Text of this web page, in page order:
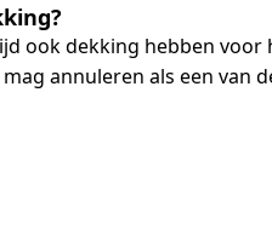
ook dekking hebben
annuleren als een van